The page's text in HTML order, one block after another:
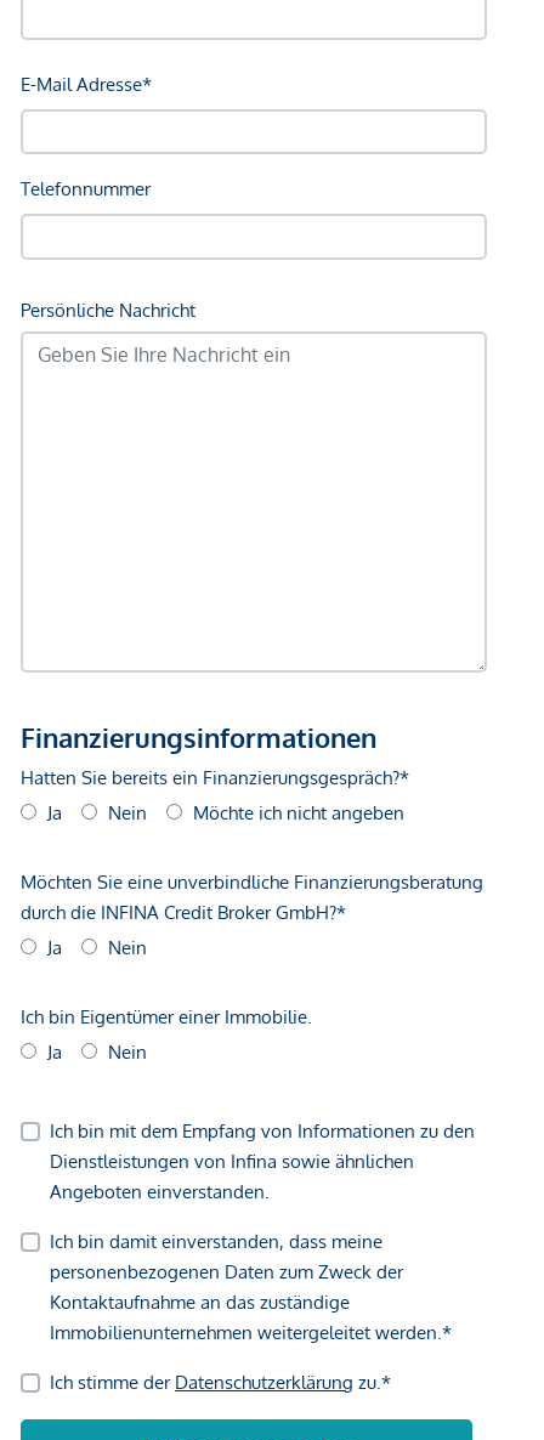
Vertragsabschluss resultierende Rechte sind ausschließlich
gegenüber dem anbietenden Immobilienunternehmen
geltend zu machen. Wir weisen Sie darauf hin, dass die
Gewähr erfolgen. Der Vermittler ist als Doppelmakler tätig.